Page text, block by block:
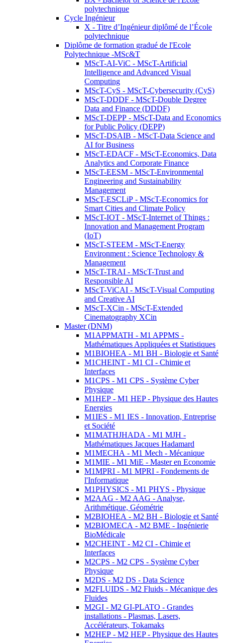
polytechnique
Cycle Ingénieur
X - Titre d’Ingénieur diplômé de l’École
polytechnique
Diplôme de formation gradué de l'Ecole
Polytechnique -MSc&T
MScT-AI-ViC - MScT-Artificial
Intelligence and Advanced Visual
Computing
MScT-CyS - MScT-Cybersecurity (CyS)
MScT-DDDF - MScT-Double Degree
Data and Finance (DDDF)
MScT-DEPP - MScT-Data and Economics
for Public Policy (DEPP)
MScT-DSAIB - MScT-Data Science and
AI for Business
MScT-EDACF - MScT-Economics, Data
Analytics and Corporate Finance
MScT-EESM - MScT-Environmental
Engineering and Sustainability
Management
MScT-ESCLiP - MScT-Economics for
Smart Cities and Climate Policy
MScT-IOT - MScT-Internet of Things :
Innovation and Management Program
(IoT)
MScT-STEEM - MScT-Energy
Environment : Science Technology &
Management
MScT-TRAI - MScT-Trust and
Responsible AI
MScT-ViCAI - MScT-Visual Computing
and Creative AI
MScT-XCin - MScT-Extended
Cinematography XCin
Master (DNM)
M1APPMATH - M1 APPMS -
Mathématiques Appliquées et Statistiques
M1BIOHEA - M1 BH - Biologie et Santé
M1CHEINT - M1 CI - Chimie et
Interfaces
M1CPS - M1 CPS - Système Cyber
Physique
M1HEP - M1 HEP - Physique des Hautes
Energies
M1IES - M1 IES - Innovation, Entreprise
et Société
M1MATHJHADA - M1 MJH -
Mathématiques Jacques Hadamard
M1MECHA - M1 Mech - Mécanique
M1MIE - M1 MiE - Master en Economie
M1MPRI - M1 MPRI - Fondements de
l'Informatique
M1PHYSICS - M1 PHYS - Physique
M2AAG - M2 AAG - Analyse,
Arithmétique, Géométrie
M2BIOHEA - M2 BH - Biologie et Santé
M2BIOMECA - M2 BME - Ingénierie
BioMédicale
M2CHEINT - M2 CI - Chimie et
Interfaces
M2CPS - M2 CPS - Système Cyber
Physique
M2DS - M2 DS - Data Science
M2FLUIDS - M2 Fluids - Mécanique des
Fluides
M2GI - M2 GI-PLATO - Grandes
installations - Plasmas, Lasers,
Accélérateurs, Tokamaks
M2HEP - M2 HEP - Physique des Hautes